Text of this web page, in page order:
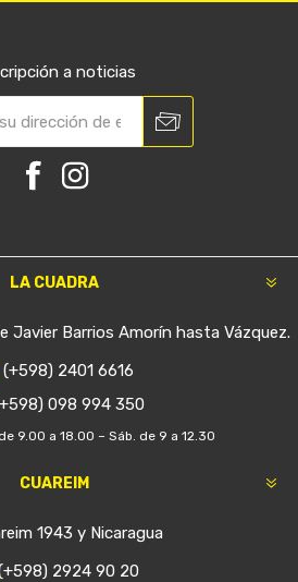
a noticias
LA CUADRA
Javier Barrios Amorín hasta Vázquez.
(+598) 2401 6616
098 994 350
9.00 a 18.00 – Sáb. de 9 a 12.30
CUAREIM
1943 y Nicaragua
2924 90 20